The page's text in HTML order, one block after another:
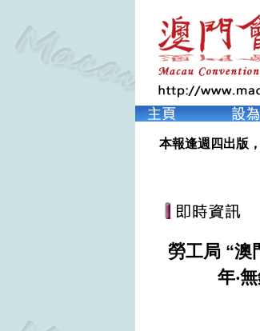
本報逢週四出版
勞工局 “澳
年‧